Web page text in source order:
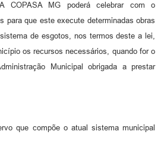
COPASA MG poderá celebrar com o
para que este execute determinadas obras
de esgotos, nos termos deste a lei,
os recursos necessários, quando for o
Municipal obrigada a prestar
que compõe o atual sistema municipal